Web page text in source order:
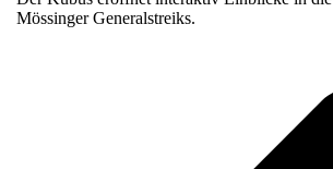
Mössinger Generalstreiks.